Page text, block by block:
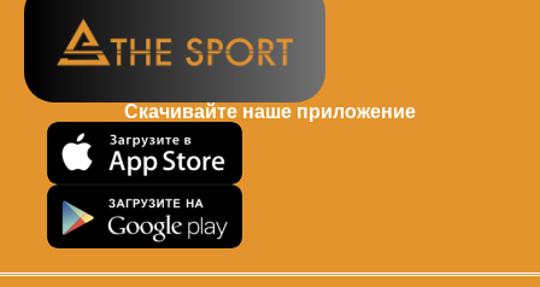
Скачивайте наше приложение